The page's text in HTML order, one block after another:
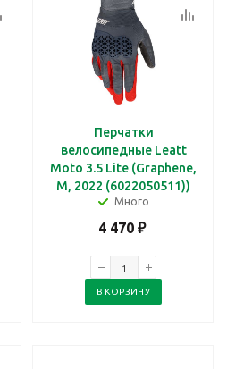
Перчатки
велосипедные Leatt
Moto 3.5 Lite (Graphene,
M, 2022 (6022050511))
Много
4 470₽
В КОРЗИНУ